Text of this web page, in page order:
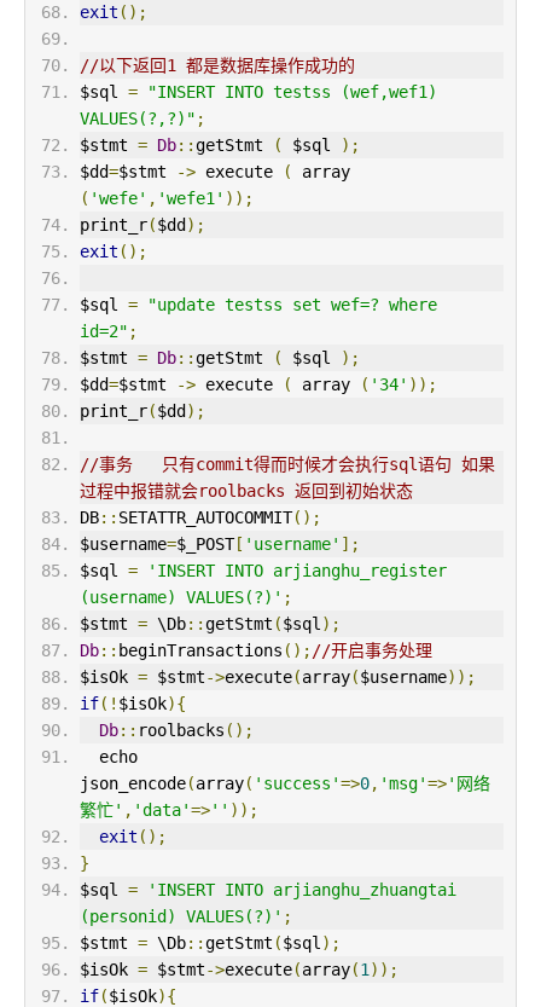
exit ();
//以下返回1 都是数据库操作成功的
$sql =
"INSERT INTO testss (wef,wef1)
VALUES(?,?)" ;
$stmt = Db::getStmt ( $sql
);
$dd=$stmt -> execute (
( 'wefe' , 'wefe1' ));
print_r($dd );
exit ();
$sql =
"update testss set wef=? where
id=2" ;
$stmt = Db::getStmt ( $sql
);
$dd=$stmt -> execute ( array ( '34' ));
print_r($dd );
//事务   只有commit得而时候才会执行sql语句 如果
过程中报错就会roolbacks 返回到初始状态
DB:: SETATTR_AUTOCOMMIT();
$username=$_POST[ 'username' ];
$sql =
'INSERT INTO arjianghu_register
(username) VALUES(?)' ;
$stmt = \Db::getStmt ($sql );
Db:: beginTransactions (); //开启事务处理
$isOk = $stmt->execute(array($username));
if(! $isOk){
Db:: roolbacks ();
json_encode(array( 'success'=>0, 'msg'=>'网络
繁忙' , 'data'=>'' ));
exit ();
}
$sql =
'INSERT INTO arjianghu_zhuangtai
(personid) VALUES(?)' ;
$stmt = \Db::getStmt ($sql );
$isOk = $stmt->execute(array(1 ));
if($isOk){